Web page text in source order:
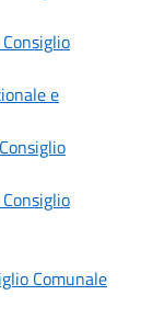
e
Comunale